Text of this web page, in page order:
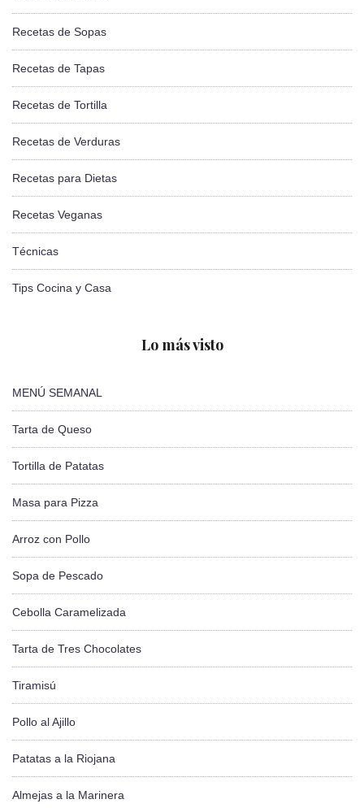
Recetas de Sopas
Recetas de Tapas
Recetas de Tortilla
Recetas de Verduras
Recetas para Dietas
Recetas Veganas
Técnicas
Tips Cocina y Casa
Lo más visto
MENÚ SEMANAL
Tarta de Queso
Tortilla de Patatas
Masa para Pizza
Arroz con Pollo
Sopa de Pescado
Cebolla Caramelizada
Tarta de Tres Chocolates
Tiramisú
Pollo al Ajillo
Patatas a la Riojana
Almejas a la Marinera